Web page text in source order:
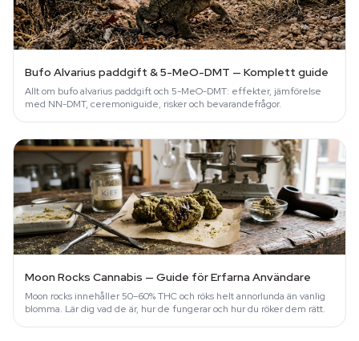
Bufo Alvarius paddgift & 5-MeO-DMT — Komplett guide
Allt om bufo alvarius paddgift och 5-MeO-DMT: effekter, jämförelse
med NN-DMT, ceremoniguide, risker och bevarandefrågor.
Moon Rocks Cannabis — Guide för Erfarna Användare
Moon rocks innehåller 50–60% THC och röks helt annorlunda än vanlig
blomma. Lär dig vad de är, hur de fungerar och hur du röker dem rätt.